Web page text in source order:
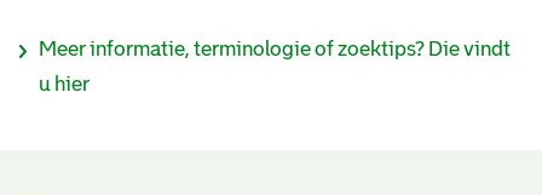
I
Meer informatie, terminologie of zoektips? Die vindt
u hier